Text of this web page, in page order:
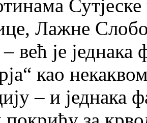
Лажне
већ је једнака
као
– и једнака